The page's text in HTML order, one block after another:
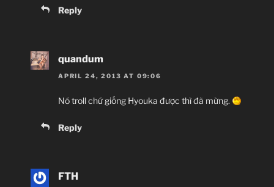
Reply
quandum
APRIL 24, 2013 AT 09:06
Nó troll chứ giống Hyouka được thì đã mừng.
Reply
FTH